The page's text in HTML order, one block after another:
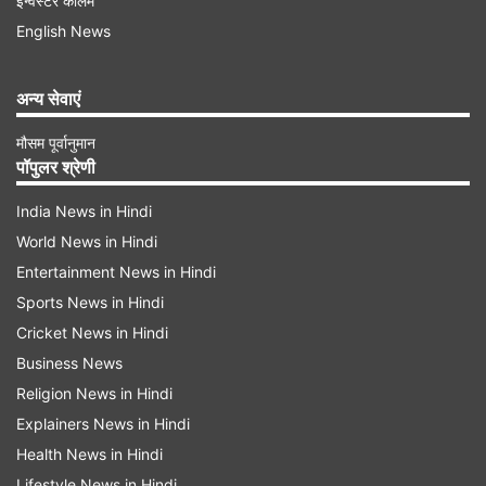
देकर, दो घंटे के भीतर 25 / - रुपए के डिलिवरी शुल्क देकर
आपको पहचान (पी.ओ.आय.) के प्रमाण उपलब्ध कराने की
जरूरत होगी।
Advertisement
English News
अन्य सेवाएं
मौसम पूर्वानुमान
पॉपुलर श्रेणी
India News in Hindi
World News in Hindi
Entertainment News in Hindi
Sports News in Hindi
Cricket News in Hindi
Business News
Religion News in Hindi
Explainers News in Hindi
Health News in Hindi